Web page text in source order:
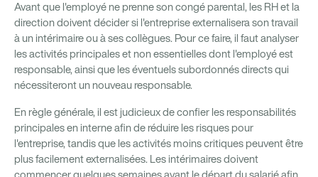
Avant que l'employé ne prenne son congé parental, les RH et la
direction doivent décider si l'entreprise externalisera son travail
à un intérimaire ou à ses collègues. Pour ce faire, il faut analyser
les activités principales et non essentielles dont l'employé est
responsable, ainsi que les éventuels subordonnés directs qui
nécessiteront un nouveau responsable.
En règle générale, il est judicieux de confier les responsabilités
principales en interne afin de réduire les risques pour
l'entreprise, tandis que les activités moins critiques peuvent être
plus facilement externalisées. Les intérimaires doivent